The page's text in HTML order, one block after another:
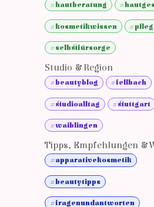
#hautberatung
#kosmetikwissen
#selbstfürsorge
Studio & Region
#beautyblog #fellbach
#studioalltag #stuttgart
#waiblingen
Tipps, Empfehlungen &
#apparativekosmetik
#beautytipps
#fragenundantworten